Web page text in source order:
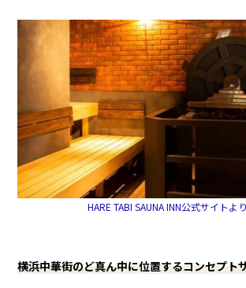
HARE TABI SAUNA INN公式サイトよ
横浜中華街のど真ん中に位置するコンセプト